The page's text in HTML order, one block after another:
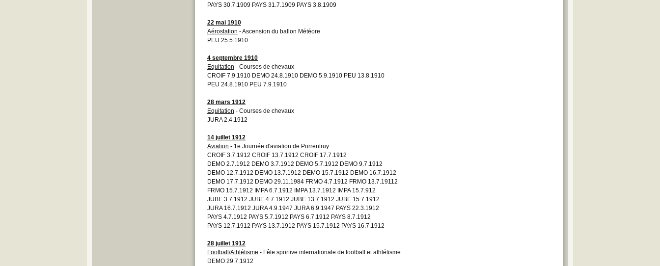
PAYS 30.7.1909 PAYS 31.7.1909 PAYS 3.8.1909
22 mai 1910
Aérostation - Ascension du ballon Météore
PEU 25.5.1910
4 septembre 1910
Equitation - Courses de chevaux
CROIF 7.9.1910 DEMO 24.8.1910 DEMO 5.9.1910 PEU 13.8.1910
PEU 24.8.1910 PEU 7.9.1910
28 mars 1912
Equitation - Courses de chevaux
JURA 2.4.1912
14 juillet 1912
Aviation - 1e Journée d'aviation de Porrentruy
CROIF 3.7.1912 CROIF 13.7.1912 CROIF 17.7.1912
DEMO 2.7.1912 DEMO 3.7.1912 DEMO 5.7.1912 DEMO 9.7.1912
DEMO 12.7.1912 DEMO 13.7.1912 DEMO 15.7.1912 DEMO 16.7.1912
DEMO 17.7.1912 DEMO 29.11.1984 FRMO 4.7.1912 FRMO 13.7.19112
FRMO 15.7.1912 IMPA 6.7.1912 IMPA 13.7.1912 IMPA 15.7.912
JUBE 3.7.1912 JUBE 4.7.1912 JUBE 13.7.1912 JUBE 15.7.1912
JURA 16.7.1912 JURA 4.9.1947 JURA 6.9.1947 PAYS 22.3.1912
PAYS 4.7.1912 PAYS 5.7.1912 PAYS 6.7.1912 PAYS 8.7.1912
PAYS 12.7.1912 PAYS 13.7.1912 PAYS 15.7.1912 PAYS 16.7.1912
28 juillet 1912
Football/Athlétisme - Fête sportive internationale de football et athlétisme
DEMO 29.7.1912